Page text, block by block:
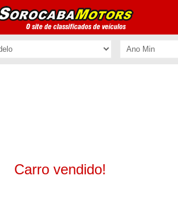
Carro vendido!